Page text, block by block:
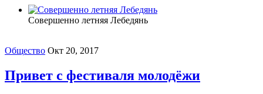
Совершенно летняя Лебедянь
Общество Окт 20, 2017
Привет с фестиваля молодёжи